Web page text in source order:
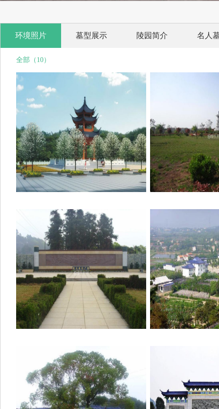
环境照片 墓型展示 陵园简介 名人
全部（10）